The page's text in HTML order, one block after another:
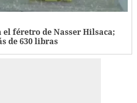
el féretro de Nasser Hilsaca;
de 630 libras